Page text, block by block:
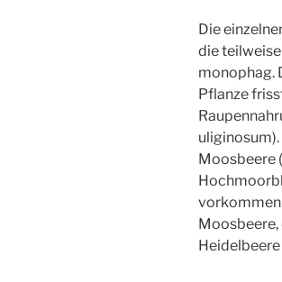
Die
die
monophag.
Pflanze
Moosbeere